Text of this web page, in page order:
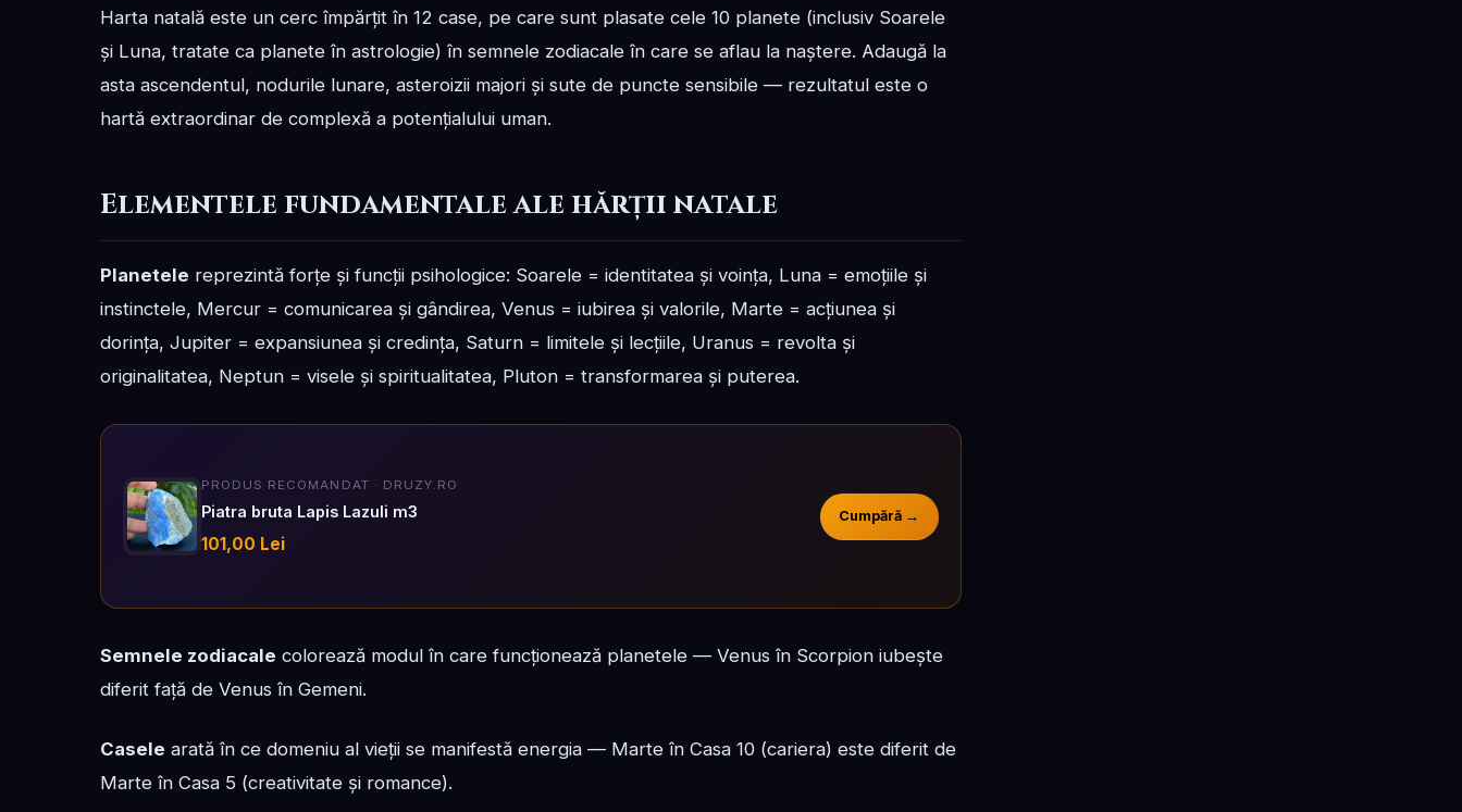
Harta natală este un cerc împărțit în 12 case, pe care sunt plasate cele 10 planete (inclusiv Soarele
și Luna, tratate ca planete în astrologie) în semnele zodiacale în care se aflau la naștere. Adaugă la
asta ascendentul, nodurile lunare, asteroizii majori și sute de puncte sensibile — rezultatul este o
hartă extraordinar de complexă a potențialului uman.
Elementele fundamentale ale hărții natale
Planetele reprezintă forțe și funcții psihologice: Soarele = identitatea și voința, Luna = emoțiile și
instinctele, Mercur = comunicarea și gândirea, Venus = iubirea și valorile, Marte = acțiunea și
dorința, Jupiter = expansiunea și credința, Saturn = limitele și lecțiile, Uranus = revolta și
originalitatea, Neptun = visele și spiritualitatea, Pluton = transformarea și puterea.
PRODUS RECOMANDAT · DRUZY.RO
Piatra bruta Lapis Lazuli m3
101,00 Lei
Cumpără →
Semnele zodiacale colorează modul în care funcționează planetele — Venus în Scorpion iubește
diferit față de Venus în Gemeni.
Casele arată în ce domeniu al vieții se manifestă energia — Marte în Casa 10 (cariera) este diferit de
Marte în Casa 5 (creativitate și romance).